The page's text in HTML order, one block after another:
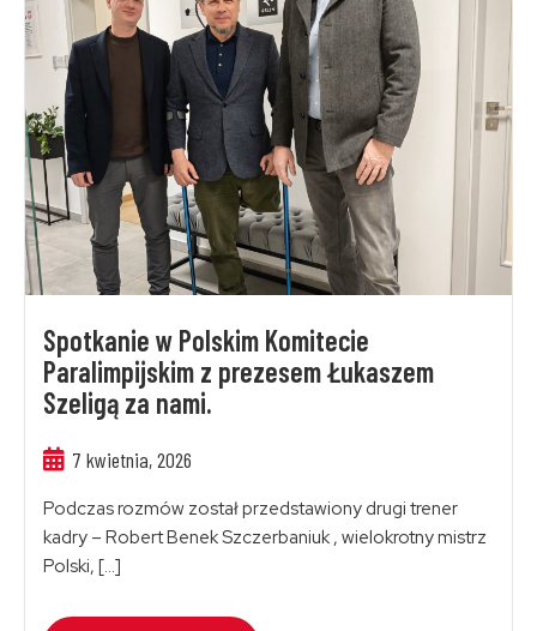
Spotkanie w Polskim Komitecie
Paralimpijskim z prezesem Łukaszem
Szeligą za nami.
7 kwietnia, 2026
Podczas rozmów został przedstawiony drugi trener
kadry – Robert Benek Szczerbaniuk , wielokrotny mistrz
Polski, […]